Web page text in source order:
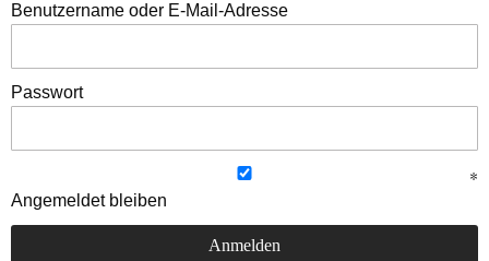
Benutzername oder E-Mail-Adresse
Passwort
Angemeldet bleiben